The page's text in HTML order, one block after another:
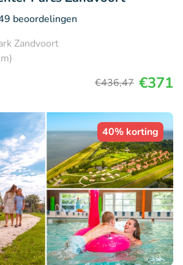
beoordelingen
Zandvoort
€436,47 €371
40% korting